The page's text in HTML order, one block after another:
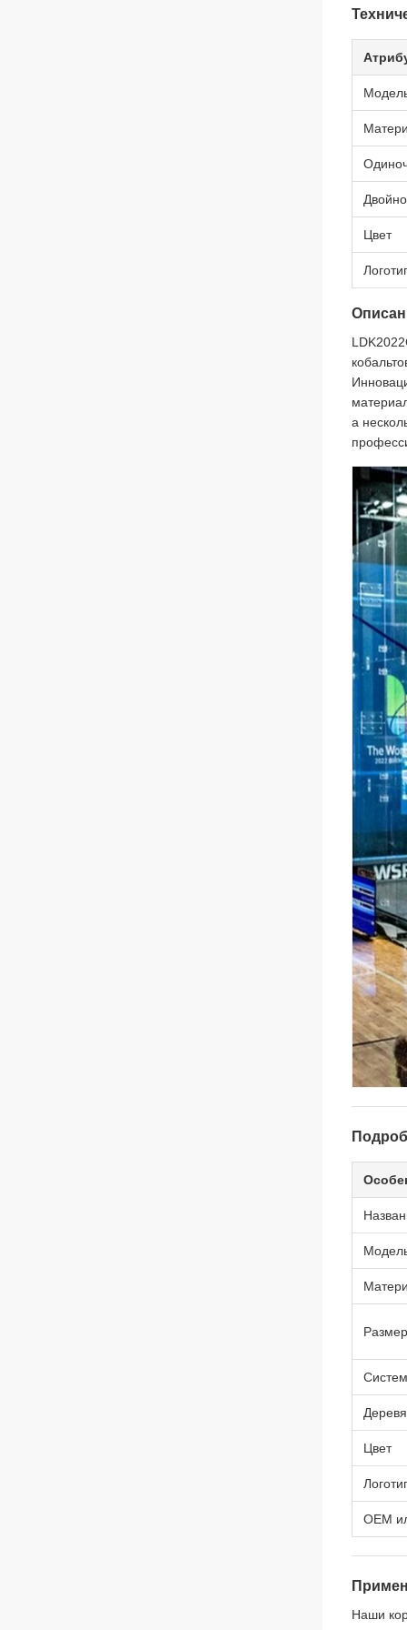
Цвет
а
Размер
Цвет
OEM
Наши